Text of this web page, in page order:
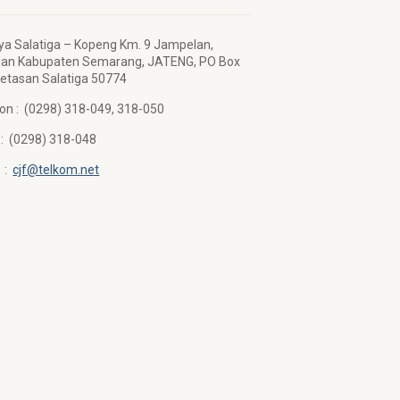
Salatiga – Kopeng Km. 9 Jampelan,
Kabupaten Semarang, JATENG, PO Box
Salatiga 50774
: (0298) 318-049, 318-050
318-048
:cjf@telkom.net